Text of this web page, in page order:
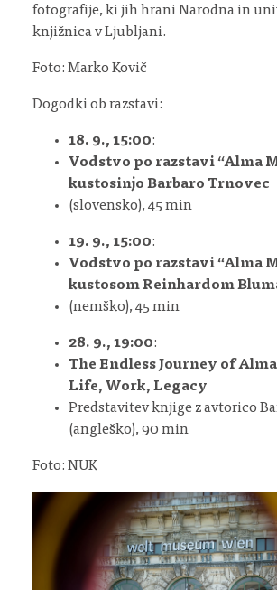
fotografije, ki jih hrani Narodna in
knjižnica v Ljubljani.
Foto: Marko Kovič
Dogodki ob razstavi:
18. 9., 15:00:
Vodstvo po razstavi “Alma
kustosinjo Barbaro Trnovec
(slovensko), 45 min
19. 9., 15:00:
Vodstvo po razstavi “Alma
kustosom Reinhardom
(nemško), 45 min
28. 9., 19:00:
The Endless Journey of
Life, Work, Legacy
Predstavitev knjige z avtorico
(angleško), 90 min
Foto: NUK